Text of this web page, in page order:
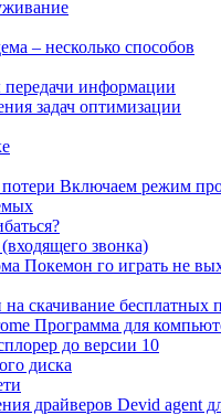
– несколько способов
информации
задач оптимизации
потери Включаем режим
звонка)
Покемон го играть не
скачивание
Программа для
до версии 10
диска
драйверов Devid agent